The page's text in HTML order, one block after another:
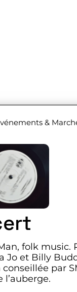
&
folk music.
Jo et Billy
par
l’auberge.